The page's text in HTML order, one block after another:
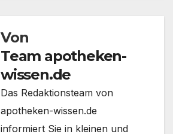
Von
Team apotheken-
wissen.de
Das Redaktionsteam von
apotheken-wissen.de
informiert Sie in kleinen und